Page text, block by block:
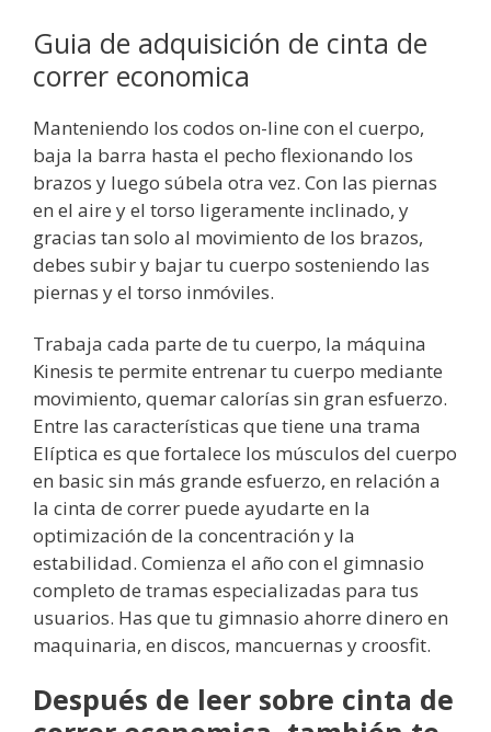
Guia de adquisición de cinta de
correr economica
Manteniendo los codos on-line con el cuerpo,
baja la barra hasta el pecho flexionando los
brazos y luego súbela otra vez. Con las piernas
en el aire y el torso ligeramente inclinado, y
gracias tan solo al movimiento de los brazos,
debes subir y bajar tu cuerpo sosteniendo las
piernas y el torso inmóviles.
Trabaja cada parte de tu cuerpo, la máquina
Kinesis te permite entrenar tu cuerpo mediante
movimiento, quemar calorías sin gran esfuerzo.
Entre las características que tiene una trama
Elíptica es que fortalece los músculos del cuerpo
en basic sin más grande esfuerzo, en relación a
la cinta de correr puede ayudarte en la
optimización de la concentración y la
estabilidad. Comienza el año con el gimnasio
completo de tramas especializadas para tus
usuarios. Has que tu gimnasio ahorre dinero en
maquinaria, en discos, mancuernas y croosfit.
Después de leer sobre cinta de